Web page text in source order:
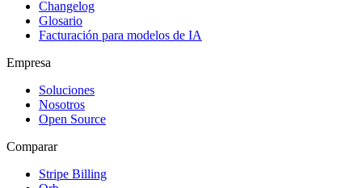
Changelog
Glosario
Facturación para modelos de IA
Empresa
Soluciones
Nosotros
Open Source
Comparar
Stripe Billing